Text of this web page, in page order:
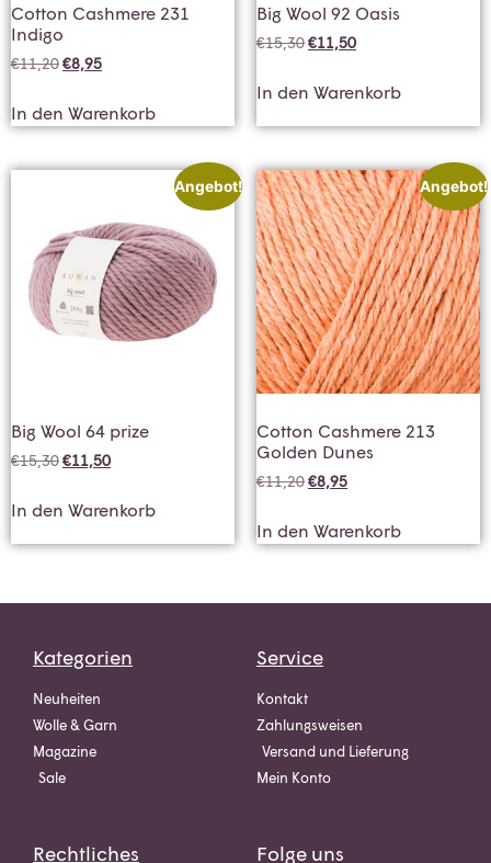
Cotton Cashmere 231
Indigo
€11,20€8,95
In den Warenkorb
Big Wool 92 Oasis
€15,30€11,50
In den Warenkorb
Angebot!
Big Wool 64 prize
€15,30€11,50
In den Warenkorb
Angebot!
Cotton Cashmere 213
Golden Dunes
€11,20€8,95
In den Warenkorb
Kategorien
Neuheiten
Wolle & Garn
Magazine
Sale
Service
Kontakt
Zahlungsweisen
Versand und Lieferung
Mein Konto
Rechtliches Folge uns